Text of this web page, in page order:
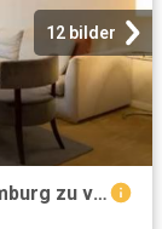
12 bilder
2 Zimmer Wohnung in Winterhude, Hamburg zu vermieten